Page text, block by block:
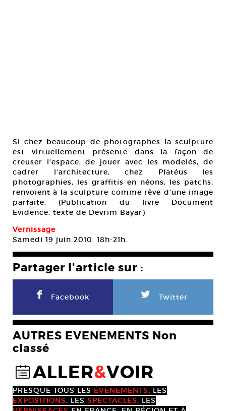
Si chez beaucoup de photographes la sculpture
est virtuellement présente dans la façon de
creuser l’espace, de jouer avec les modelés, de
cadrer l’architecture, chez Platéus les
photographies, les graffitis en néons, les patchs,
renvoient à la sculpture comme rêve d’une image
parfaite. (Publication du livre Document
Evidence, texte de Devrim Bayar)
Vernissage
Samedi 19 juin 2010. 18h-21h.
Partager l'article sur :
F Facebook L Twitter
AUTRES EVENEMENTS Non
classé
@ALLER&VOIR
PRESQUE TOUS LES ÉVÈNEMENTS, LES
EXPOSITIONS, LES SPECTACLES, LES